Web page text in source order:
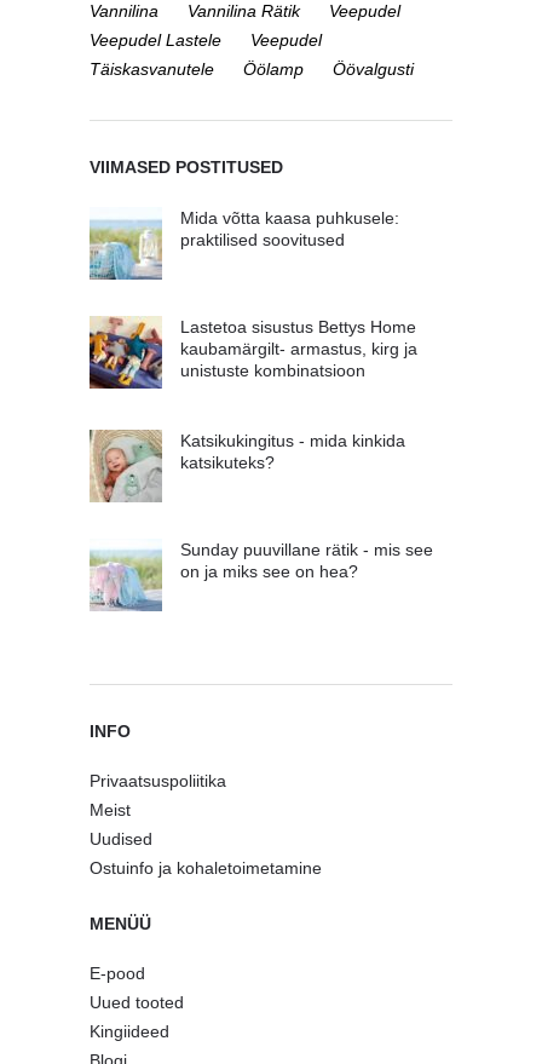
Vannilina
Vannilina Rätik
Veepudel
Veepudel Lastele
Veepudel
Täiskasvanutele
Öölamp Öövalgusti
VIIMASED POSTITUSED
Mida võtta kaasa puhkusele:
praktilised soovitused
Lastetoa sisustus Bettys Home
kaubamärgilt- armastus, kirg ja
unistuste kombinatsioon
Katsikukingitus - mida kinkida
katsikuteks?
Sunday puuvillane rätik - mis see
on ja miks see on hea?
INFO
Privaatsuspoliitika
Meist
Uudised
Ostuinfo ja kohaletoimetamine
MENÜÜ
E-pood
Uued tooted
Kingiideed